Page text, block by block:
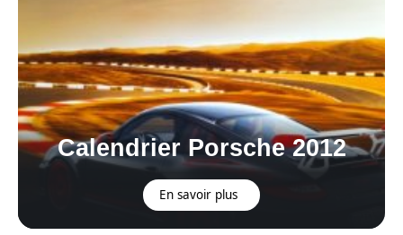
Calendrier Porsche 2012
En savoir plus